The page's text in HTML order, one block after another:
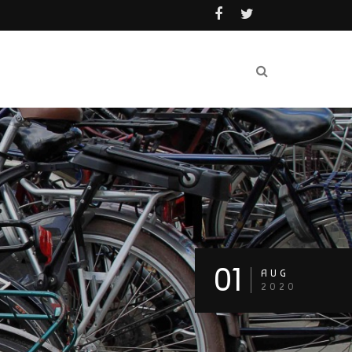
01
AUG
2020